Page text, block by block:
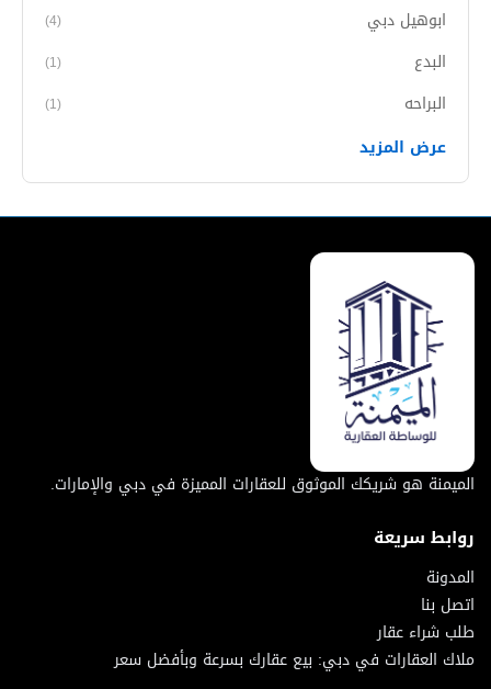
ابوهيل دبي (4)
البدع (1)
البراحه (1)
عرض المزيد
الميمنة هو شريكك الموثوق للعقارات المميزة في دبي والإمارات.
روابط سريعة
المدونة
اتصل بنا
طلب شراء عقار
ملاك العقارات في دبي: بيع عقارك بسرعة وبأفضل سعر